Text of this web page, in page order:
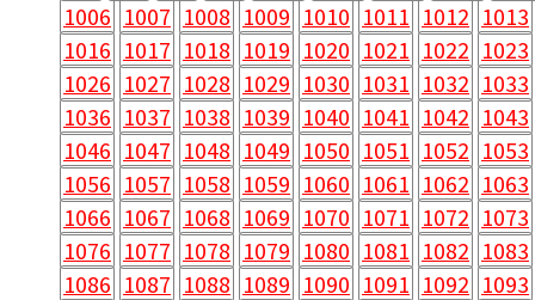
1006 1007 1008 1009 1010 1011 1012 1013
1016 1017 1018 1019 1020 1021 1022 1023
1026 1027 1028 1029 1030 1031 1032 1033
1036 1037 1038 1039 1040 1041 1042 1043
1046 1047 1048 1049 1050 1051 1052 1053
1056 1057 1058 1059 1060 1061 1062 1063
1066 1067 1068 1069 1070 1071 1072 1073
1076 1077 1078 1079 1080 1081 1082 1083
1086 1087 1088 1089 1090 1091 1092 1093